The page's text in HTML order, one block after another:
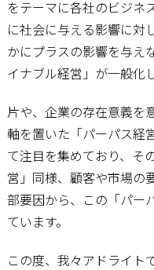
をテーマに各社のビジネ
に社会に与える影響に対
かにプラスの影響を与え
イナブル経営」が一般化
片や、企業の存在意義を
軸を置いた「パーパス経
て注目を集めており、そ
営」同様、顧客や市場の
部要因から、この「パー
ています。
この度、我々アドライト